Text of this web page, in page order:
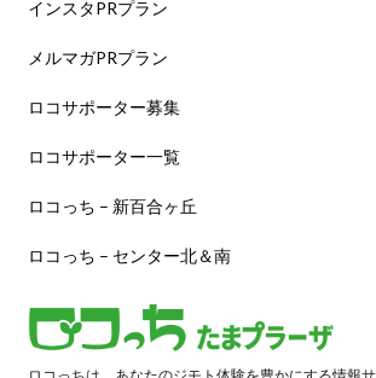
インスタPRプラン
メルマガPRプラン
ロコサポーター募集
ロコサポーター一覧
ロコっち – 新百合ヶ丘
ロコっち – センター北＆南